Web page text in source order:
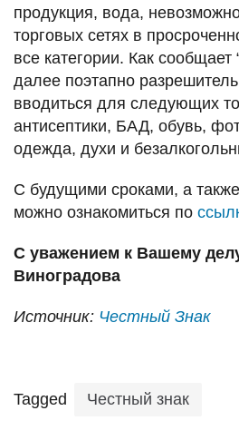
продукция, вода,
торговых сетях в
все категории. Как сообщает
далее поэтапно
вводиться для следующих
антисептики, БАД, обувь,
одежда, духи и
С будущими сроками, а
можно ознакомиться по
С уважением к Вашему
Виноградова
Источник: Честный Знак
Tagged Честный знак